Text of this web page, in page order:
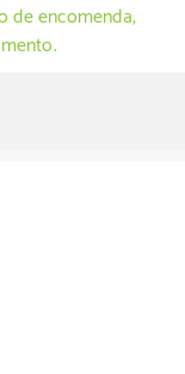
de encomenda,